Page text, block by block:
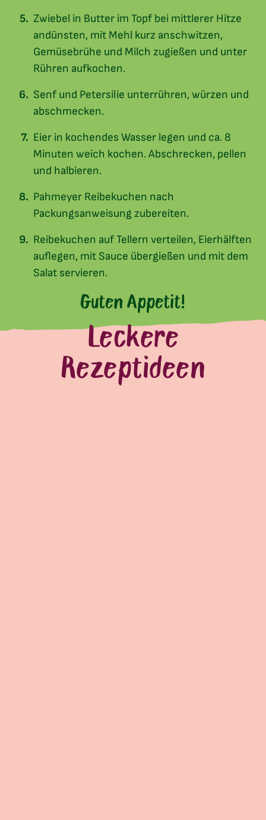
Zwiebel in Butter im Topf bei mittlerer Hitze
andünsten, mit Mehl kurz anschwitzen,
Gemüsebrühe und Milch zugießen und unter
Rühren aufkochen.
Senf und Petersilie unterrühren, würzen und
abschmecken.
Eier in kochendes Wasser legen und ca. 8
Minuten weich kochen. Abschrecken, pellen
und halbieren.
Pahmeyer Reibekuchen nach
Packungsanweisung zubereiten.
Reibekuchen auf Tellern verteilen, Eierhälften
auflegen, mit Sauce übergießen und mit dem
Salat servieren.
Guten Appetit!
Leckere
Rezeptideen